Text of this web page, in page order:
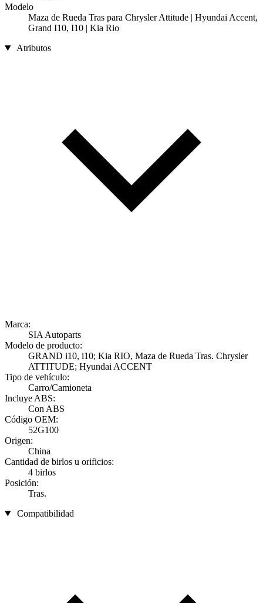
Modelo
Maza de Rueda Tras para Chrysler Attitude | Hyundai Accent,
Grand I10, I10 | Kia Rio
Atributos
Marca:
SIA Autoparts
Modelo de producto:
GRAND i10, i10; Kia RIO, Maza de Rueda Tras. Chrysler
ATTITUDE; Hyundai ACCENT
Tipo de vehículo:
Carro/Camioneta
Incluye ABS:
Con ABS
Código OEM:
52G100
Origen:
China
Cantidad de birlos u orificios:
4 birlos
Posición:
Tras.
Compatibilidad